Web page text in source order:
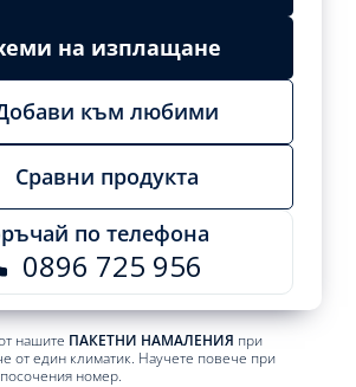
на изплащане
към любими
Сравни продукта
по телефона
0896 725 956
нашите ПАКЕТНИ НАМАЛЕНИЯ при
от един климатик. Научете повече при
номер.